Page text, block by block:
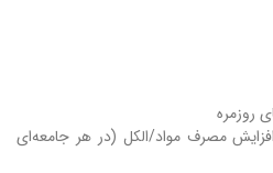
روزمره
مصرف مواد/الکل (در هر جامعه‌ای